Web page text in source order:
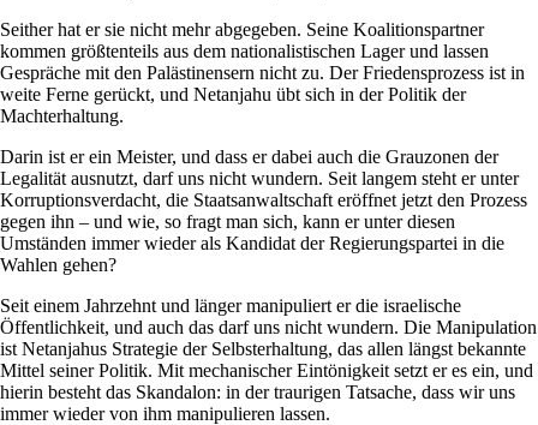
Seither hat er sie nicht mehr abgegeben. Seine Koalitionspartner
kommen größtenteils aus dem nationalistischen Lager und lassen
Gespräche mit den Palästinensern nicht zu. Der Friedensprozess ist in
weite Ferne gerückt, und Netanjahu übt sich in der Politik der
Machterhaltung.
Darin ist er ein Meister, und dass er dabei auch die Grauzonen der
Legalität ausnutzt, darf uns nicht wundern. Seit langem steht er unter
Korruptionsverdacht, die Staatsanwaltschaft eröffnet jetzt den Prozess
gegen ihn – und wie, so fragt man sich, kann er unter diesen
Umständen immer wieder als Kandidat der Regierungspartei in die
Wahlen gehen?
Seit einem Jahrzehnt und länger manipuliert er die israelische
Öffentlichkeit, und auch das darf uns nicht wundern. Die Manipulation
ist Netanjahus Strategie der Selbsterhaltung, das allen längst bekannte
Mittel seiner Politik. Mit mechanischer Eintönigkeit setzt er es ein, und
hierin besteht das Skandalon: in der traurigen Tatsache, dass wir uns
immer wieder von ihm manipulieren lassen.